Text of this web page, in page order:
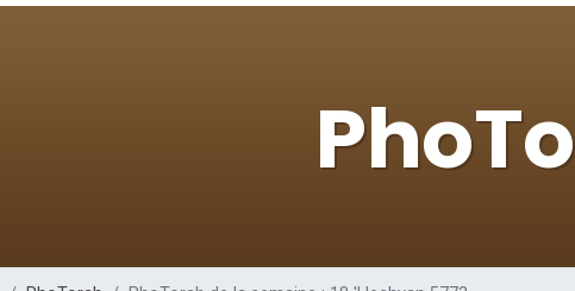
3 personnes viennent de nous rejoindre sur WhatsApp
2 personnes viennent de nous rejoindre sur WhatsApp